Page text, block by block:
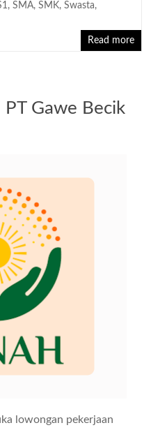
,SMA,SMK,Swasta,
Read more
Gawe Becik
lowongan pekerjaan